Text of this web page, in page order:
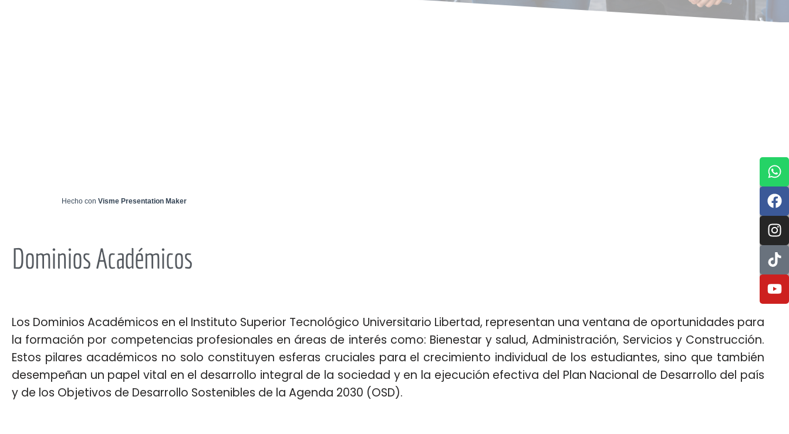
Hecho con Visme Presentation Maker
Dominios Académicos
Los Dominios Académicos en el Instituto Superior Tecnológico Universitario Libertad, representan una ventana de oportunidades para
la formación por competencias profesionales en áreas de interés como: Bienestar y salud, Administración, Servicios y Construcción.
Estos pilares académicos no solo constituyen esferas cruciales para el crecimiento individual de los estudiantes, sino que también
desempeñan un papel vital en el desarrollo integral de la sociedad y en la ejecución efectiva del Plan Nacional de Desarrollo del país
y de los Objetivos de Desarrollo Sostenibles de la Agenda 2030 (OSD).